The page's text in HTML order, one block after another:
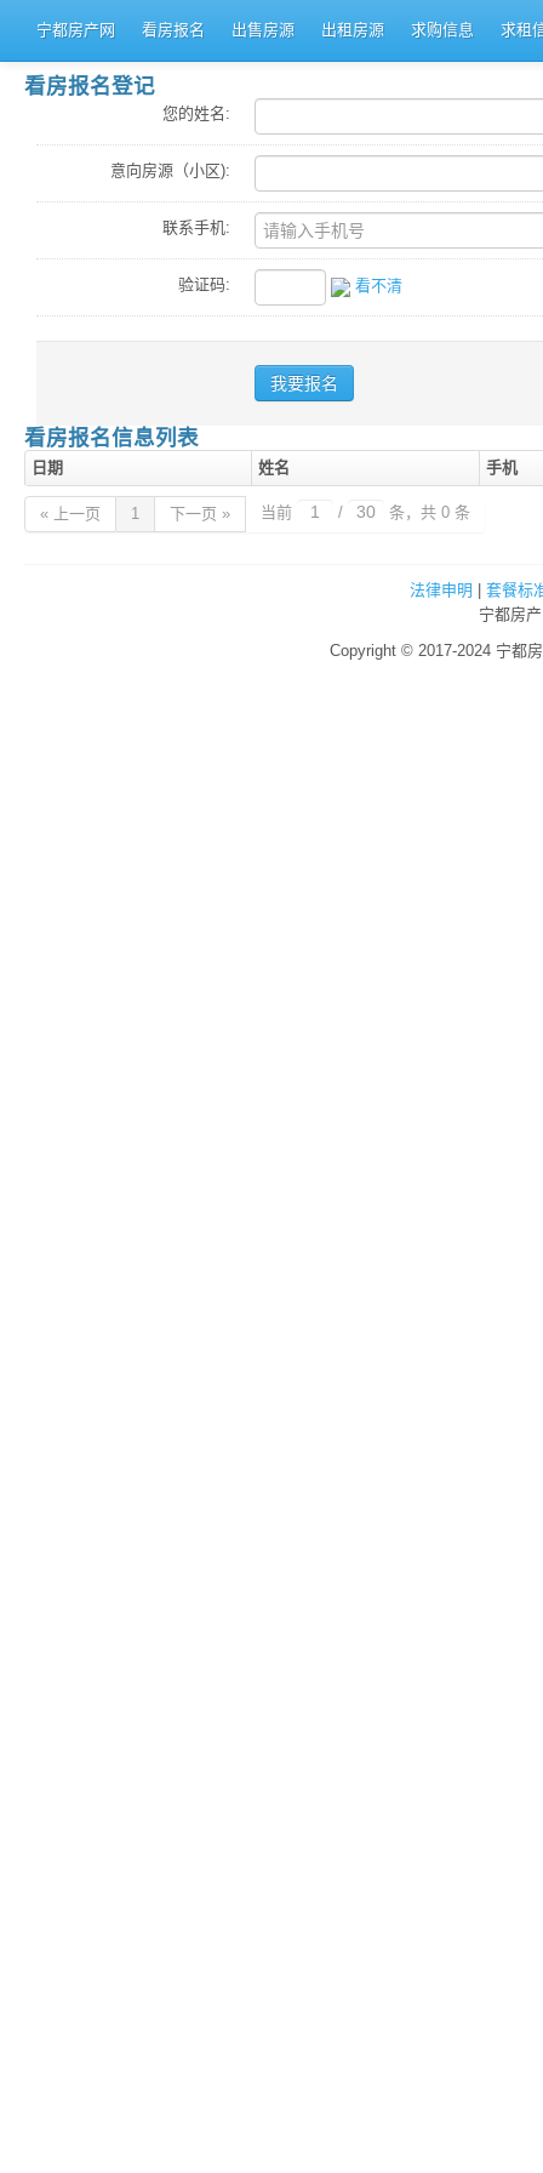
宁都房产网 看房报名 出售房源 出租房源 求购信息 求租
看房报名登记
您的姓名:
意向房源（小区):
联系手机:
验证码: 看不清
看房报名信息列表
日期 姓名 手机
« 上一页 1 下一页 » 当前 / 条，共 0 条
法律申明
套餐标
宁都房
Copyright © 2017-2024 宁都